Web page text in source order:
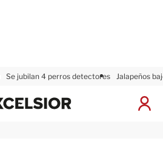
Se jubilan 4 perros detectores Jalapeños
I
x